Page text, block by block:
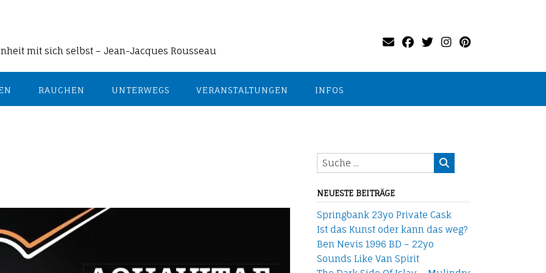
mit sich selbst – Jean-Jacques Rousseau
RAUCHEN UNTERWEGS VERANSTALTUNGEN INFOS
NEUESTE BEITRÄGE
Springbank 23yo Private Cask
Ist das Kunst oder kann das weg?
Ben Nevis 1996 BD – 22yo
Sounds Like Van Spirit